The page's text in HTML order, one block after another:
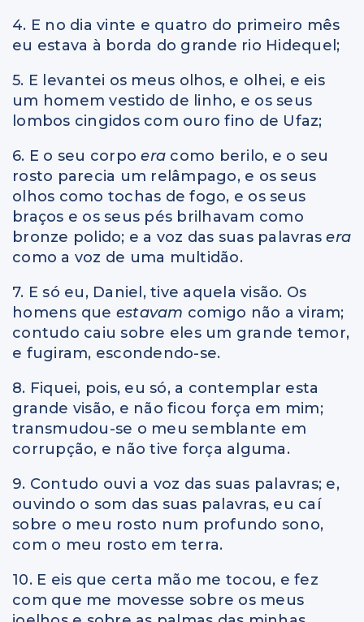
4. E no dia vinte e quatro do primeiro mês
eu estava à borda do grande rio Hidequel;
5. E levantei os meus olhos, e olhei, e eis
um homem vestido de linho, e os seus
lombos cingidos com ouro fino de Ufaz;
6. E o seu corpoera como berilo, e o seu
rosto parecia um relâmpago, e os seus
olhos como tochas de fogo, e os seus
braços e os seus pés brilhavam como
bronze polido; e a voz das suas palavrasera
como a voz de uma multidão.
7. E só eu, Daniel, tive aquela visão. Os
homens que estavam comigo não a viram;
contudo caiu sobre eles um grande temor,
e fugiram, escondendo-se.
8. Fiquei, pois, eu só, a contemplar esta
grande visão, e não ficou força em mim;
transmudou-se o meu semblante em
corrupção, e não tive força alguma.
9. Contudo ouvi a voz das suas palavras; e,
ouvindo o som das suas palavras, eu caí
sobre o meu rosto num profundo sono,
com o meu rosto em terra.
10. E eis que certa mão me tocou, e fez
com que me movesse sobre os meus